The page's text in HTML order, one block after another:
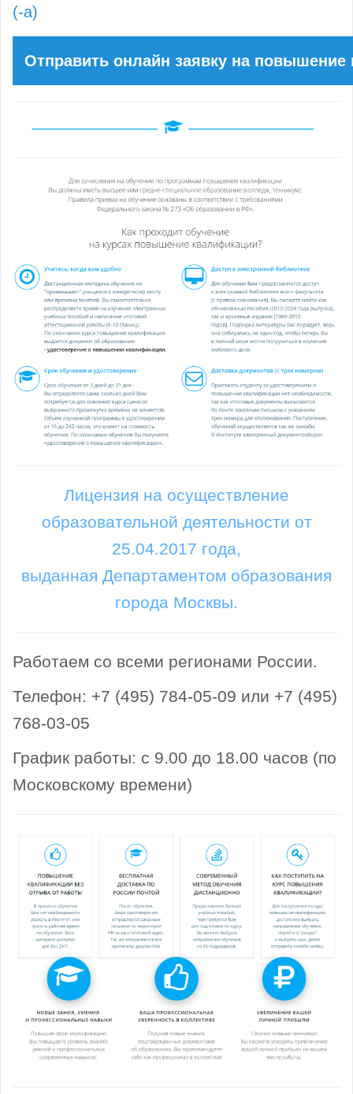
(-а)
Лицензия на осуществление
образовательной деятельности от
25.04.2017 года,
выданная Департаментом образования
города Москвы.
Работаем со всеми регионами России.
Телефон: +7 (495) 784-05-09 или +7 (495)
768-03-05
График работы: с 9.00 до 18.00 часов (по
Московскому времени)